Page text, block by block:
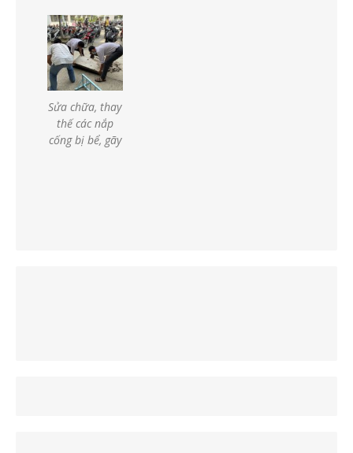
Sửa chữa, thay
thế các nắp
cống bị bể, gãy